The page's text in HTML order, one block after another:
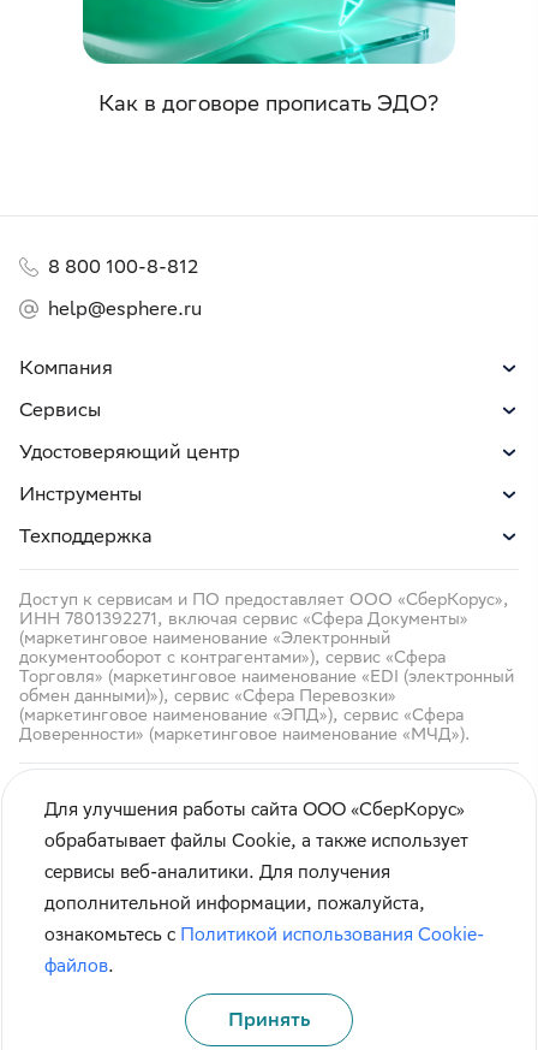
Как в договоре прописать ЭДО?
Компания
Сервисы
Удостоверяющий центр
Инструменты
Техподдержка
8 800 100-8-812
help@esphere.ru
Доступ к сервисам и ПО предоставляет ООО «СберКорус»,
ИНН 7801392271, включая сервис «Сфера Документы»
(маркетинговое наименование «Электронный
документооборот с контрагентами»), сервис «Сфера
Торговля» (маркетинговое наименование «EDI (электронный
обмен данными)»), сервис «Сфера Перевозки»
(маркетинговое наименование «ЭПД»), сервис «Сфера
Доверенности» (маркетинговое наименование «МЧД»).
© СберКорус 2004-2026
Санкт-Петербург, наб. Обводного канала, 60А
Правила использования сайта
Карта сайта
Для улучшения работы сайта ООО «СберКорус»
обрабатывает файлы Cookie, а также использует
сервисы веб-аналитики. Для получения
дополнительной информации, пожалуйста,
ознакомьтесь с Политикой использования Cookie-
файлов.
Принять